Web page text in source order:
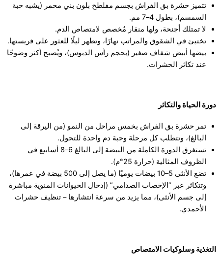
تتميز حشرة بق الفراش بجسم مفلطح بلون بني محمر (يشبه حبة
السمسم)، بطول 4–7 مم.
لا تمتلك أجنحة، ولها منقار مُخصص لامتصاص الدم.
تختبئ في الشقوق والمراتب نهارًا، وتظهر ليلًا للعثور على فريستها.
بيضها أبيض شفاف صغير (بحجم رأس الدبوس)، ويُصبح أكثر وضوحًا
عند تكاثر الحشرات.
دورة الحياة والتكاثر
تمر حشرة بق الفراش بخمس مراحل من النمو (من اليرقة إلى
البالغ)، وتتطلب كل مرحلة وجبة دم واحدة للتحول.
تستغرق الدورة الكاملة من البيضة إلى البالغ 6–8 أسابيع في
الظروف المثالية (حرارة 25°م).
تضع الأنثى 5–10 بيضات يوميًا (ما يصل إلى 500 بيضة في عمرها)،
وتتكاثر عبر “الإخصاب الصدامي” (إدخال الحيوانات المنوية مباشرة
إلى جسم الأنثى)، مما يزيد من سرعة انتشارها – تنظيف حشرات
الأحمدي.
التغذية وسلوكيات الامتصاص